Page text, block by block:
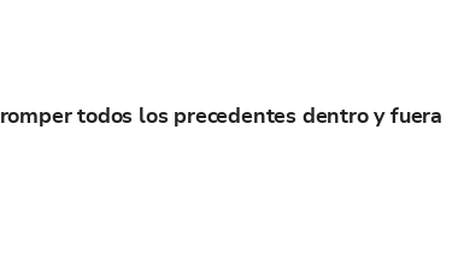
todos los precedentes dentro y fuera